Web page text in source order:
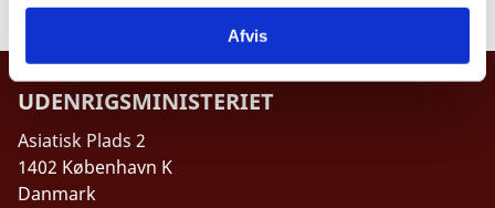
Afvis
UDENRIGSMINISTERIET
Asiatisk Plads 2
1402 København K
Danmark